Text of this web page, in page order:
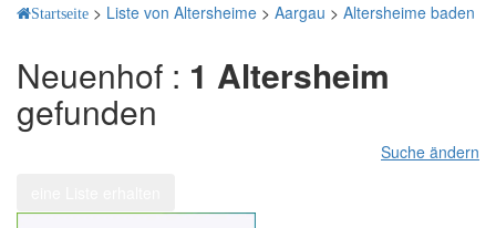
Startseite > Liste von Altersheime > Aargau > Altersheime baden
Neuenhof : 1 Altersheim
gefunden
Suche ändern